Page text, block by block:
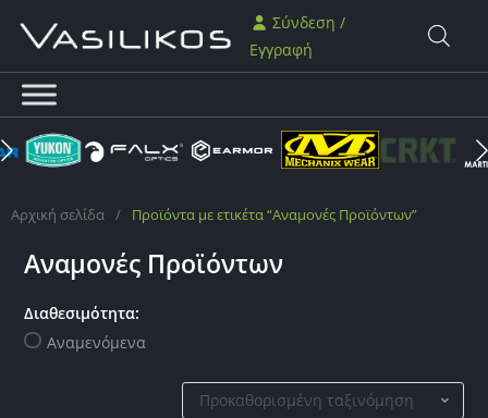
Σύνδεση /
Εγγραφή
Αρχική σελίδα / Προϊόντα με ετικέτα “Αναμονές Προϊόντων”
Αναμονές Προϊόντων
Διαθεσιμότητα:
Αναμενόμενα
Προκαθορισμένη ταξινόμηση